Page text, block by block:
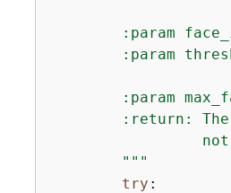
:param
:param
:param
:return:
        """
try :